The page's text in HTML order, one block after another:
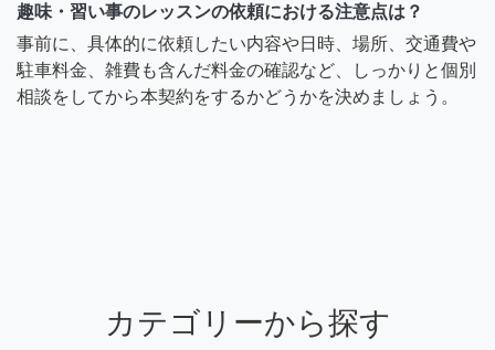
趣味・習い事のレッスンの依頼における注意点は？
事前に、具体的に依頼したい内容や日時、場所、交通費や
駐車料金、雑費も含んだ料金の確認など、しっかりと個別
相談をしてから本契約をするかどうかを決めましょう。
カテゴリーから探す